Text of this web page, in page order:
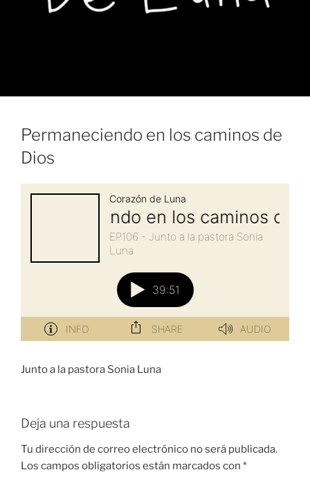
Permaneciendo en los caminos de
Dios
Junto a la pastora Sonia Luna
Deja una respuesta
Tu dirección de correo electrónico no será publicada.
Los campos obligatorios están marcados con *